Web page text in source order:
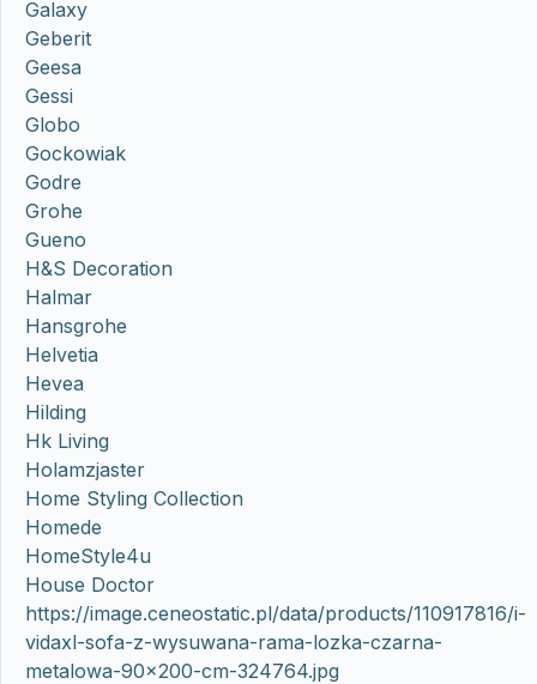
Galaxy
Geberit
Geesa
Gessi
Globo
Gockowiak
Godre
Grohe
Gueno
H&S Decoration
Halmar
Hansgrohe
Helvetia
Hevea
Hilding
Hk Living
Holamzjaster
Home Styling Collection
Homede
HomeStyle4u
House Doctor
https://image.ceneostatic.pl/data/products/110917816/i-
vidaxl-sofa-z-wysuwana-rama-lozka-czarna-
metalowa-90×200-cm-324764.jpg